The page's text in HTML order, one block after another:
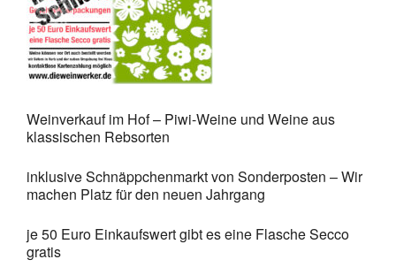
Weinverkauf im Hof – Piwi-Weine und Weine aus
klassischen Rebsorten
inklusive Schnäppchenmarkt von Sonderposten – Wir
machen Platz für den neuen Jahrgang
je 50 Euro Einkaufswert gibt es eine Flasche Secco
gratis